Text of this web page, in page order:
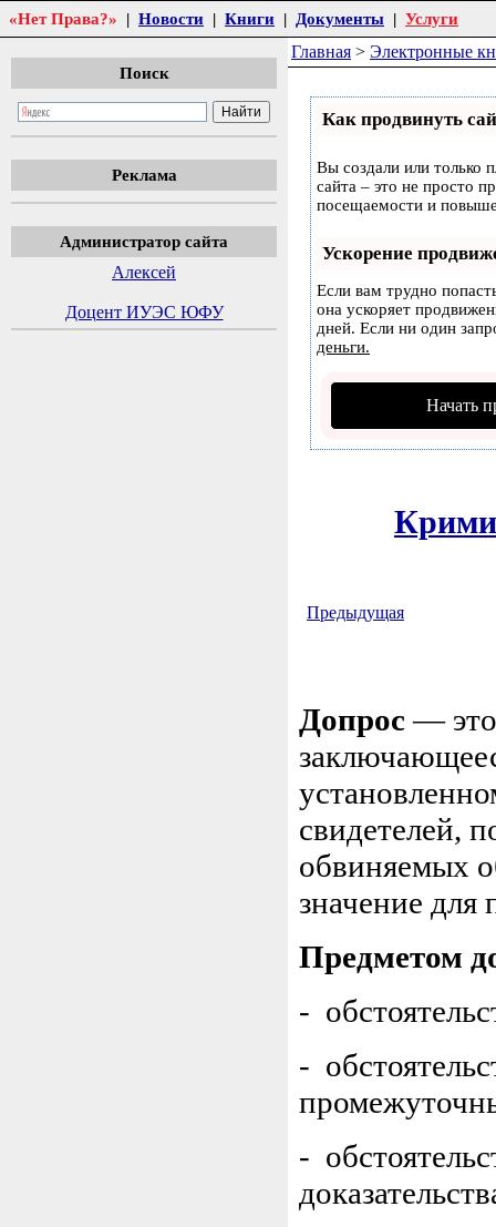
«Нет Права?» | Новости | Книги | Документы | Услуги
Поиск
Реклама
Администратор сайта
Алексей
Доцент ИУЭС ЮФУ
Главная > Электронные
Как продвинуть
Вы создали или только
сайта – это не просто
посещаемости и
Ускорение
Если вам трудно
она ускоряет
дней. Если ни один
деньги.
Начать
Предыдущая
Допрос— это
свидетелей,
обвиняемых
значение для
Предметом
-
-
-